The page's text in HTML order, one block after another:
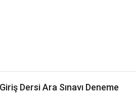
Dersi Ara Sınavı Deneme